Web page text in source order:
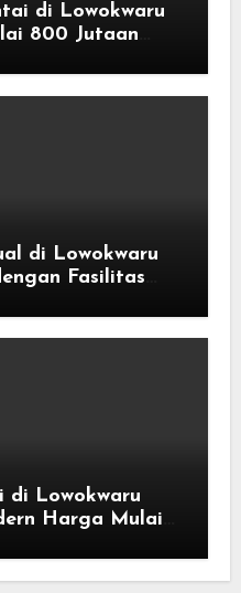
di Lowokwaru
800 Jutaan
di Lowokwaru
Fasilitas
di Lowokwaru
Harga Mulai